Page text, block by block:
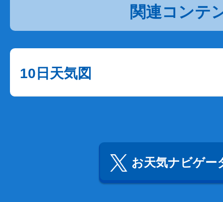
関連コンテ
10日天気図
お天気ナビゲー